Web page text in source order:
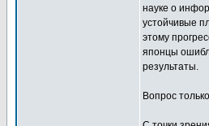
науке о
устойчивые
этому
японцы
результаты.
Вопрос